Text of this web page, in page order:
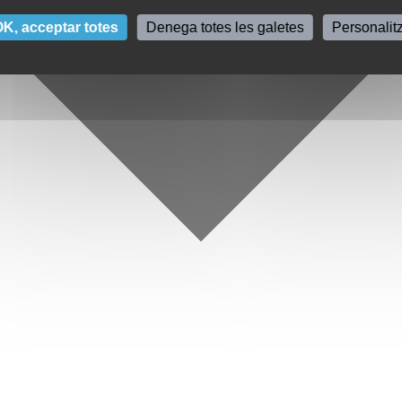
acceptar totes Denega totes les galetes